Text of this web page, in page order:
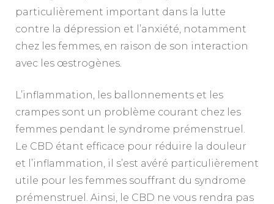
particulièrement important dans la lutte
contre la dépression et l’anxiété, notamment
chez les femmes, en raison de son interaction
avec les œstrogènes.
L’inflammation, les ballonnements et les
crampes sont un problème courant chez les
femmes pendant le syndrome prémenstruel.
Le CBD étant efficace pour réduire la douleur
et l’inflammation, il s’est avéré particulièrement
utile pour les femmes souffrant du syndrome
prémenstruel. Ainsi, le CBD ne vous rendra pas